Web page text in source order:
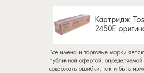
Картридж
2450E
Все имена и торговые марки
публичной офертой,
содержать ошибки, так и быть